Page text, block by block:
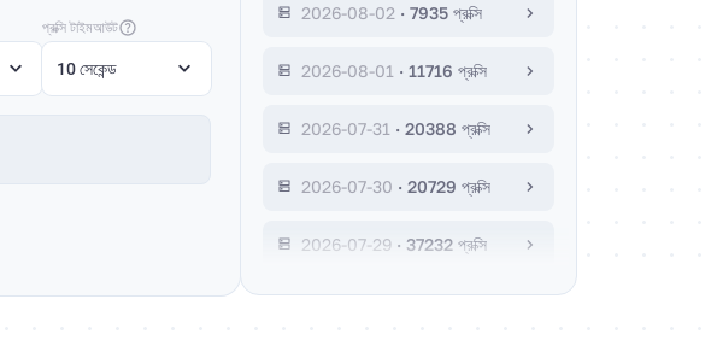
প্রক্সি টাইমআউট
10 সেকেন্ড
2026-08-02 · 7935 প্রক্সি
2026-08-01 · 11716 প্রক্সি
2026-07-31 · 20388 প্রক্সি
2026-07-30 · 20729 প্রক্সি
2026-07-29 · 37232 প্রক্সি
2026-07-28 · 8384 প্রক্সি